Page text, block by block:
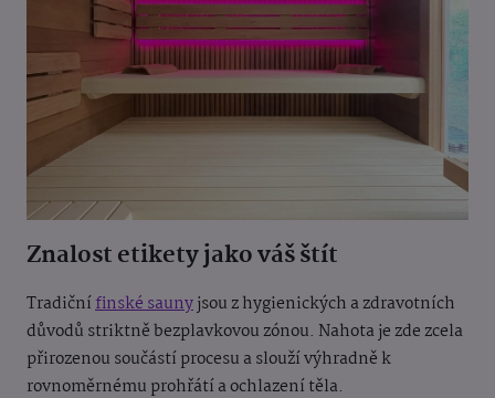
Znalost etikety jako váš štít
Tradičnífinské saunyjsou z hygienických a zdravotních
důvodů striktně bezplavkovou zónou. Nahota je zde zcela
přirozenou součástí procesu a slouží výhradně k
rovnoměrnému prohřátí a ochlazení těla.